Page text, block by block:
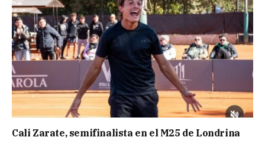
Cali Zarate, semifinalista en el M25 de Londrina